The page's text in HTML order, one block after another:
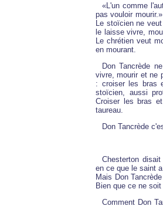
«L'un comme
pas vouloir
Le stoïcien ne
le laisse vivre,
Le chrétien veut
en mourant.
Don Tancrède
vivre, mourir et ne
: croiser les bras
stoïcien, aussi
Croiser les bras
taureau.
Don Tancrède
Chesterton
en ce que le saint
Mais Don
Bien que ce ne
Comment Don